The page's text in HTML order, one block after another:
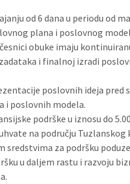
od 6 dana u periodu od
plana i poslovnog
obuke imaju
i finalnoj izradi
poslovnih ideja pred
i poslovnih modela.
podrške u iznosu do
na području Tuzlanskog
sredstvima za podršku
u daljem rastu i razvoju